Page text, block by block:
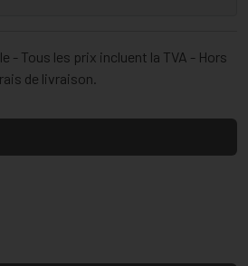
- Tous les prix incluent la TVA - Hors
de livraison.